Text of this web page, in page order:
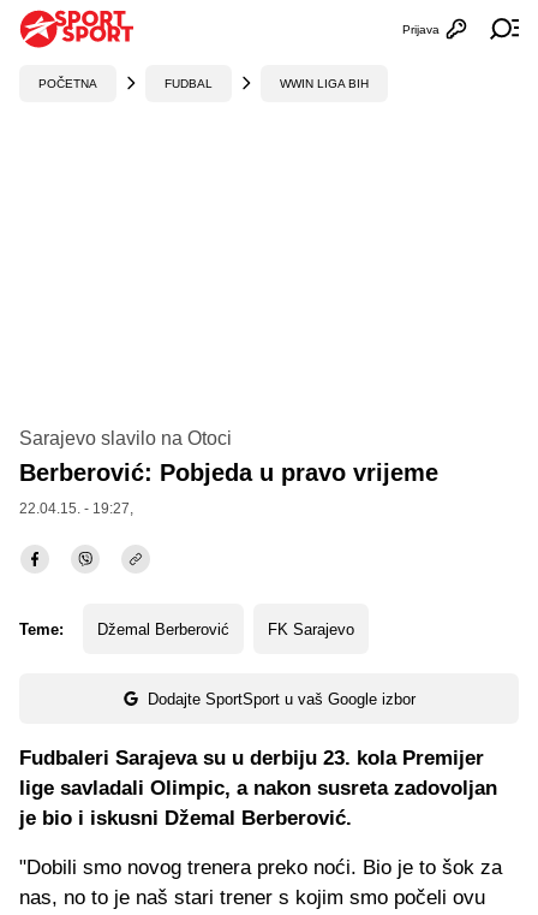
Otvori
Prijava
POČETNA FUDBAL WWIN LIGA BIH
Sarajevo slavilo na Otoci
Berberović: Pobjeda u pravo vrijeme
22.04.15. - 19:27,
Teme: Džemal Berberović FK Sarajevo
Dodajte SportSport u vaš Google izbor
Fudbaleri Sarajeva su u derbiju 23. kola Premijer
lige savladali Olimpic, a nakon susreta zadovoljan
je bio i iskusni Džemal Berberović.
"Dobili smo novog trenera preko noći. Bio je to šok za
nas, no to je naš stari trener s kojim smo počeli ovu